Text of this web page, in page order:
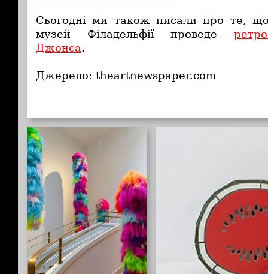
Сьогодні ми також писали про те,
музей Філадельфії проведе
Джонса.
Джерело: theartnewspaper.com